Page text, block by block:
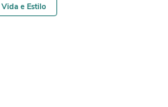
Vida e Estilo